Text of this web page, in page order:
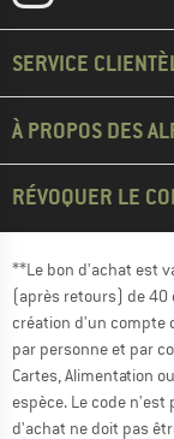
SERVICE
À PROPOS DES
RÉVOQUER LE
**Le bon d'achat est
(après retours) de 40
création d'un compte
par personne et par
Cartes, Alimentation
espèce. Le code
d'achat ne doit pas